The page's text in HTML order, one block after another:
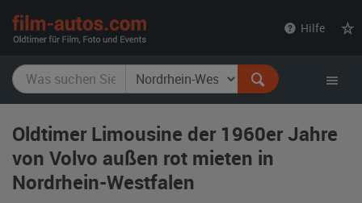
Hilfe
Oldtimer Limousine der 1960er Jahre
von Volvo außen rot mieten in
Nordrhein-Westfalen